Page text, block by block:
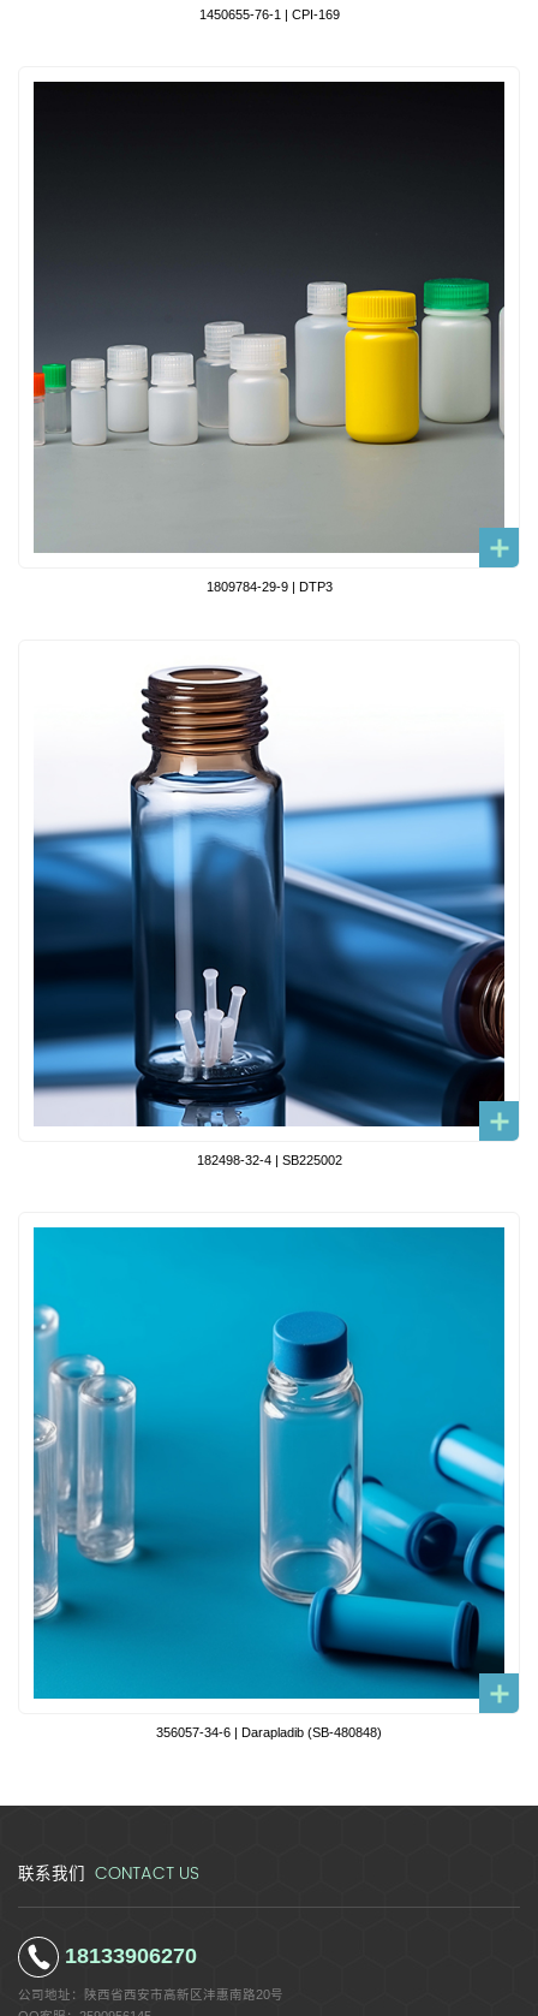
1450655-76-1 | CPI-169
1809784-29-9 | DTP3
182498-32-4 | SB225002
356057-34-6 | Darapladib (SB-480848)
联系我们 CONTACT US
18133906270
公司地址：
陕西省西安市高新区沣惠南路20号